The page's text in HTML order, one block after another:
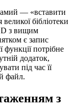
— «вставити
бібліотеки
з вищим
є запис
функції потрібне
додаток,
під час її
файл.
з